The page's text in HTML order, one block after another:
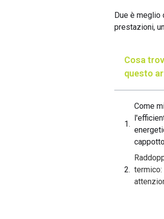
Due è meglio
prestazioni,
Cosa
questo
Come
termico: